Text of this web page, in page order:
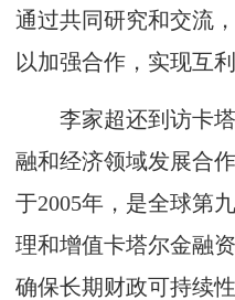
通过共同研究和交流
以加强合作，实现互利
李家超还到访卡塔
融和经济领域发展合
于2005年，是全球第
理和增值卡塔尔金融
确保长期财政可持续性